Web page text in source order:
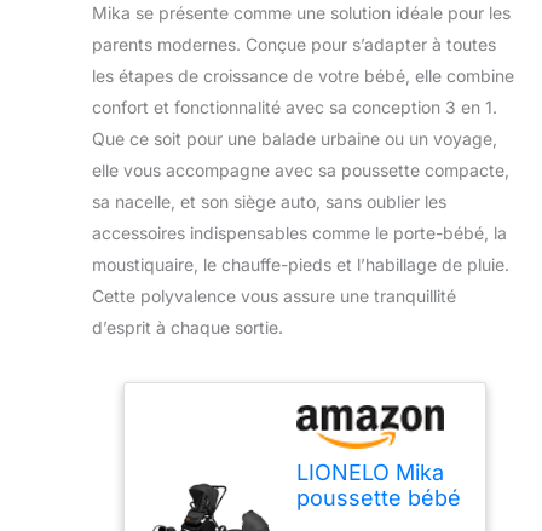
Mika se présente comme une solution idéale pour les
parents modernes. Conçue pour s’adapter à toutes
les étapes de croissance de votre bébé, elle combine
confort et fonctionnalité avec sa conception 3 en 1.
Que ce soit pour une balade urbaine ou un voyage,
elle vous accompagne avec sa poussette compacte,
sa nacelle, et son siège auto, sans oublier les
accessoires indispensables comme le porte-bébé, la
moustiquaire, le chauffe-pieds et l’habillage de pluie.
Cette polyvalence vous assure une tranquillité
d’esprit à chaque sortie.
LIONELO Mika
poussette bébé